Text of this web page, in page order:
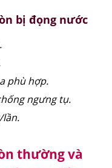
bị đọng nước
phù hợp.
ngưng tụ.
lần.
thường và